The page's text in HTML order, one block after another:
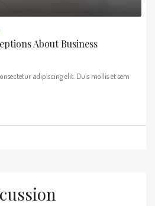
About Business
adipiscing elit. Duis mollis et sem